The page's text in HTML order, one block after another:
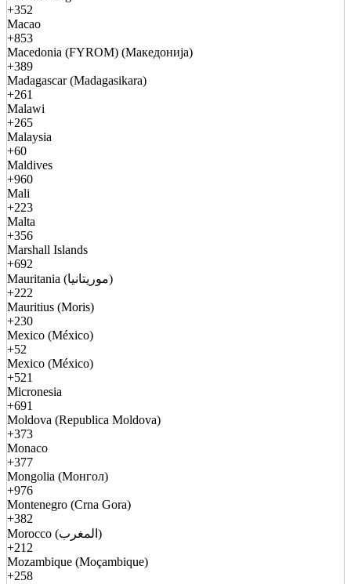
+352
Macao
+853
Macedonia (FYROM) (Македонија)
+389
Madagascar (Madagasikara)
+261
Malawi
+265
Malaysia
+60
Maldives
+960
Mali
+223
Malta
+356
Marshall Islands
+692
Mauritania (موريتانيا)
+222
Mauritius (Moris)
+230
Mexico (México)
+52
Mexico (México)
+521
Micronesia
+691
Moldova (Republica Moldova)
+373
Monaco
+377
Mongolia (Монгол)
+976
Montenegro (Crna Gora)
+382
Morocco (المغرب)
+212
Mozambique (Moçambique)
+258